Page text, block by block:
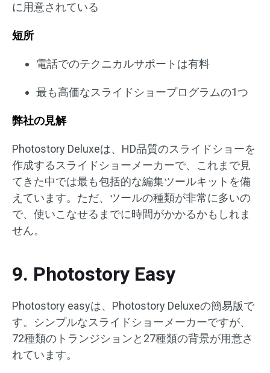
に用意されている
短所
電話でのテクニカルサポートは有料
最も高価なスライドショープログラムの1つ
弊社の見解
Photostory Deluxeは、HD品質のスライドショーを
作成するスライドショーメーカーで、これまで見
てきた中では最も包括的な編集ツールキットを備
えています。ただ、ツールの種類が非常に多いの
で、使いこなせるまでに時間がかかるかもしれま
せん。
9. Photostory Easy
Photostory easyは、Photostory Deluxeの簡易版で
す。シンプルなスライドショーメーカーですが、
72種類のトランジションと27種類の背景が用意さ
れています。